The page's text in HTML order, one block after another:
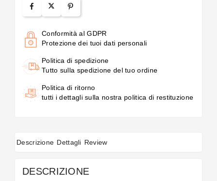
Conformità al GDPR
Protezione dei tuoi dati personali
Politica di spedizione
Tutto sulla spedizione del tuo ordine
Politica di ritorno
tutti i dettagli sulla nostra politica di restituzione
Descrizione Dettagli Review
DESCRIZIONE